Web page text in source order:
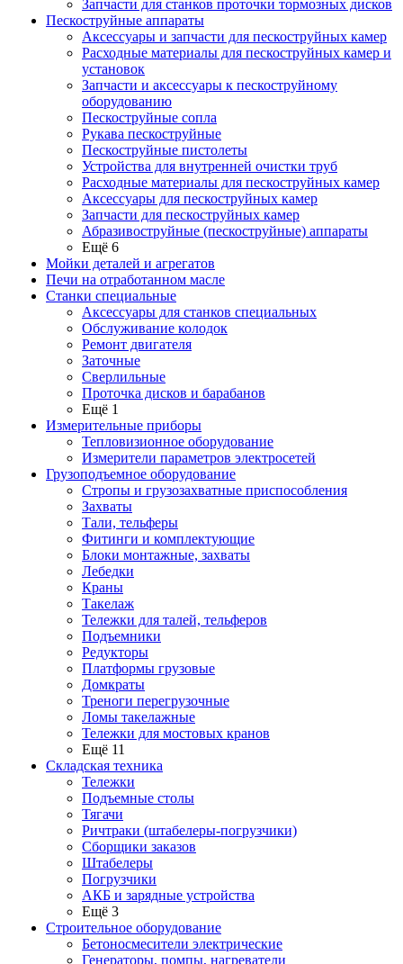
Запчасти для станков проточки тормозных дисков
Пескоструйные аппараты
Аксессуары и запчасти для пескоструйных камер
Расходные материалы для пескоструйных камер и
установок
Запчасти и аксессуары к пескоструйному
оборудованию
Пескоструйные сопла
Рукава пескоструйные
Пескоструйные пистолеты
Устройства для внутренней очистки труб
Расходные материалы для пескоструйных камер
Аксессуары для пескоструйных камер
Запчасти для пескоструйных камер
Абразивоструйные (пескоструйные) аппараты
Ещё 6
Мойки деталей и агрегатов
Печи на отработанном масле
Станки специальные
Аксессуары для станков специальных
Обслуживание колодок
Ремонт двигателя
Заточные
Сверлильные
Проточка дисков и барабанов
Ещё 1
Измерительные приборы
Тепловизионное оборудование
Измерители параметров электросетей
Грузоподъемное оборудование
Стропы и грузозахватные приспособления
Захваты
Тали, тельферы
Фитинги и комплектующие
Блоки монтажные, захваты
Лебедки
Краны
Такелаж
Тележки для талей, тельферов
Подъемники
Редукторы
Платформы грузовые
Домкраты
Треноги перегрузочные
Ломы такелажные
Тележки для мостовых кранов
Ещё 11
Складская техника
Тележки
Подъемные столы
Тягачи
Ричтраки (штабелеры-погрузчики)
Сборщики заказов
Штабелеры
Погрузчики
АКБ и зарядные устройства
Ещё 3
Строительное оборудование
Бетоносмесители электрические
Генераторы, помпы, нагреватели